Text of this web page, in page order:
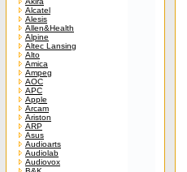
Alcatel
Alesis
Allen&Health
Alpine
Altec Lansing
Alto
Amica
Ampeg
AOC
APC
Apple
Arcam
Ariston
ARP
Asus
Audioarts
Audiolab
Audiovox